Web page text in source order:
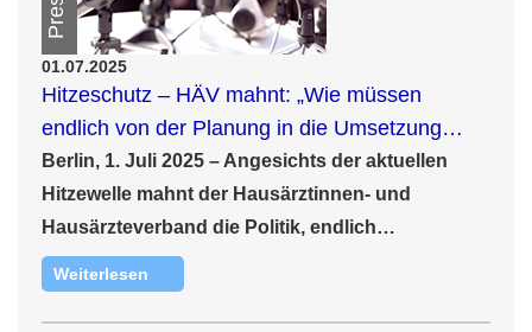
01.07.2025
Hitzeschutz – HÄV mahnt: „Wie müssen
endlich von der Planung in die Umsetzung…
Berlin, 1. Juli 2025 – Angesichts der aktuellen
Hitzewelle mahnt der Hausärztinnen- und
Hausärzteverband die Politik, endlich…
Weiterlesen